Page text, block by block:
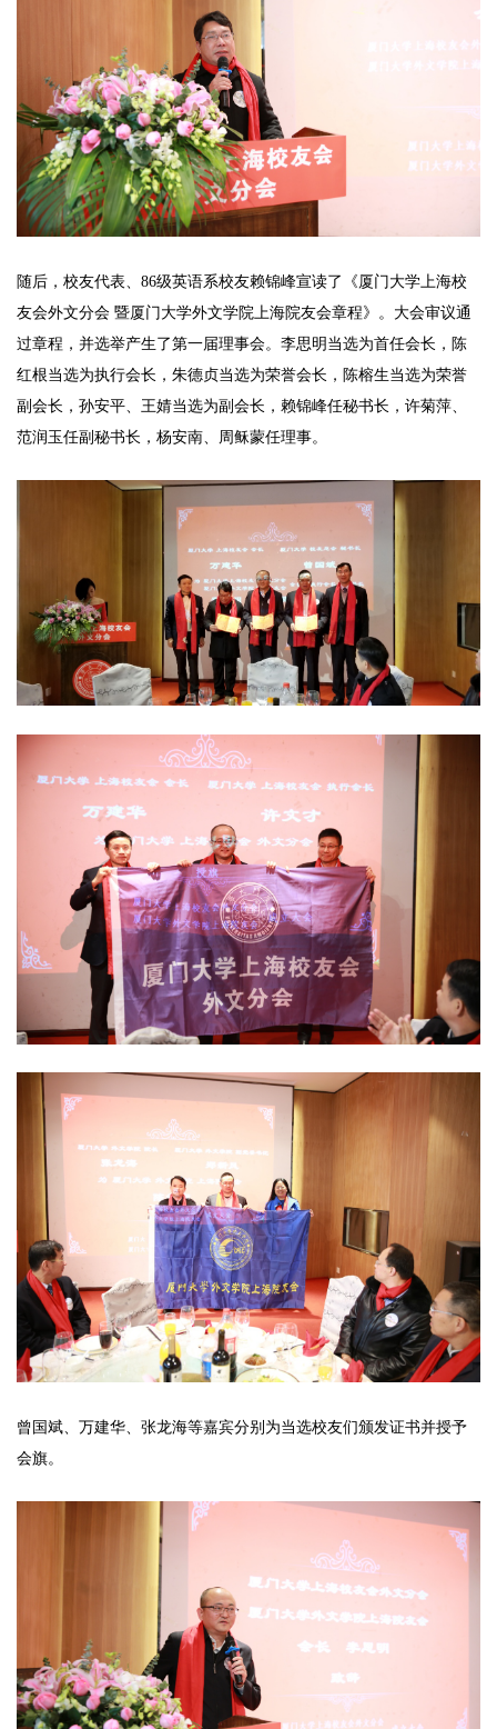
随后，校友代表、86级英语系校友赖锦峰宣读了《厦门大学上海校
友会外文分会 暨厦门大学外文学院上海院友会章程》。大会审议通
过章程，并选举产生了第一届理事会。李思明当选为首任会长，陈
红根当选为执行会长，朱德贞当选为荣誉会长，陈榕生当选为荣誉
副会长，孙安平、王婧当选为副会长，赖锦峰任秘书长，许菊萍、
范润玉任副秘书长，杨安南、周稣蒙任理事。
曾国斌、万建华、张龙海等嘉宾分别为当选校友们颁发证书并授予
会旗。